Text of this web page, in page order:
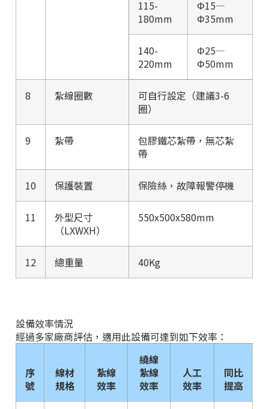
115-
180mm
Φ15—
Φ35mm
140-
220mm
Φ25—
Φ50mm
8 紮線圈數
可自行設定（建議3-6
圈）
9 紮帶
包膠鐵芯紮帶，無芯紮
帶
10 保護裝置 保險絲，故障報警停機
11
外型尺寸
（LXWXH）
550x500x580mm
12 總重量 40Kg
設備效率情況
經過多家廠商評估，適用此設備可達到如下效率：
序
號
線材
規格
紮線
效率
繞線
紮線
效率
人工
效率
同比
提高